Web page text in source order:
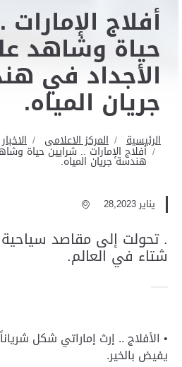
أفلاج
حياة وشاهد
الأجداد في
جريان المياه.
الرئيسية المركز الاعلامى الاخبار
أفلاج الإمارات .. شرايين حياة
هندسة جريان المياه.
يناير 28,2023
. تحولت إلى مقاصد
شتاء في العالم.
• الأفلاج .. إرث إماراتي شكل شرياناً
يفيض بالخير.